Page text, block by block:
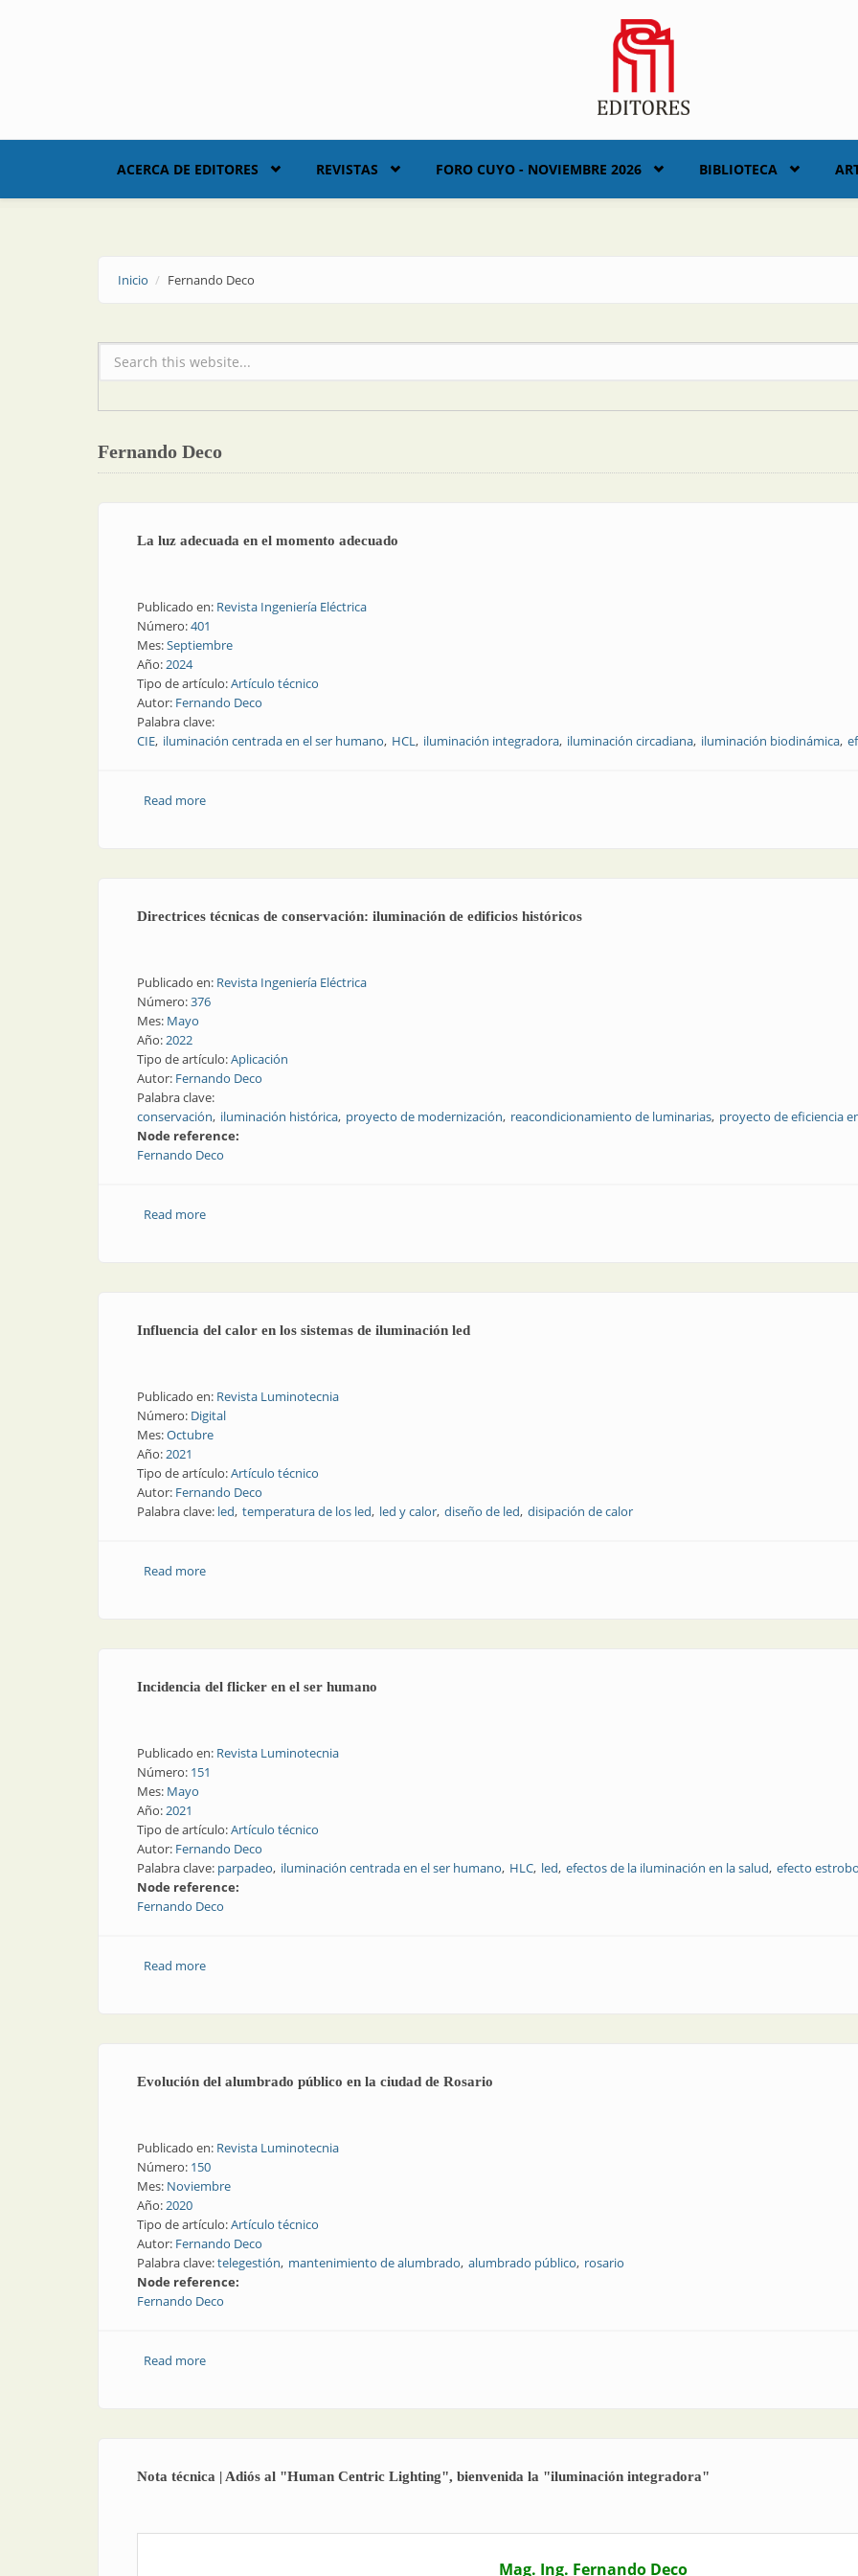
ACERCA DE EDITORES REVISTAS FORO CUYO - NOVIEMBRE 2026 BIBLIOTECA
Inicio Fernando Deco
Formulario de búsqueda
Fernando Deco
La luz adecuada en el momento adecuado
Publicado en: Revista Ingeniería Eléctrica
Número:401
Mes:Septiembre
Año:2024
Tipo de artículo:Artículo técnico
Autor: Fernando Deco
Palabra clave:
CIE iluminación centrada en el ser humano HCL iluminación integradora iluminación circadiana iluminación biodinámica
Read moreabout La luz adecuada en el momento adecuado
Directrices técnicas de conservación: iluminación de edificios históricos
Publicado en: Revista Ingeniería Eléctrica
Número:376
Mes: Mayo
Año:2022
Tipo de artículo:Aplicación
Autor: Fernando Deco
Palabra clave:
conservación iluminación histórica proyecto de modernización reacondicionamiento de luminarias proyecto de eficiencia
Node reference:
Fernando Deco
Read moreabout Directrices técnicas de conservación: iluminación de edificios históricos
Influencia del calor en los sistemas de iluminación led
Publicado en: Revista Luminotecnia
Número: Digital
Mes:Octubre
Año:2021
Tipo de artículo:Artículo técnico
Autor: Fernando Deco
Palabra clave: led temperatura de los led led y calor diseño de led disipación de calor
Read moreabout Influencia del calor en los sistemas de iluminación led
Incidencia del flicker en el ser humano
Publicado en: Revista Luminotecnia
Número: 151
Mes: Mayo
Año:2021
Tipo de artículo:Artículo técnico
Autor: Fernando Deco
Palabra clave: parpadeo iluminación centrada en el ser humano HLC led efectos de la iluminación en la salud efecto
Node reference:
Fernando Deco
Read moreabout Incidencia del flicker en el ser humano
Evolución del alumbrado público en la ciudad de Rosario
Publicado en: Revista Luminotecnia
Número: 150
Mes: Noviembre
Año:2020
Tipo de artículo:Artículo técnico
Autor: Fernando Deco
Palabra clave:telegestión mantenimiento de alumbrado alumbrado público rosario
Node reference:
Fernando Deco
Read moreabout Evolución del alumbrado público en la ciudad de Rosario
Nota técnica | Adiós al "Human Centric Lighting", bienvenida la "iluminación integradora"
Mag. Ing. Fernando Deco